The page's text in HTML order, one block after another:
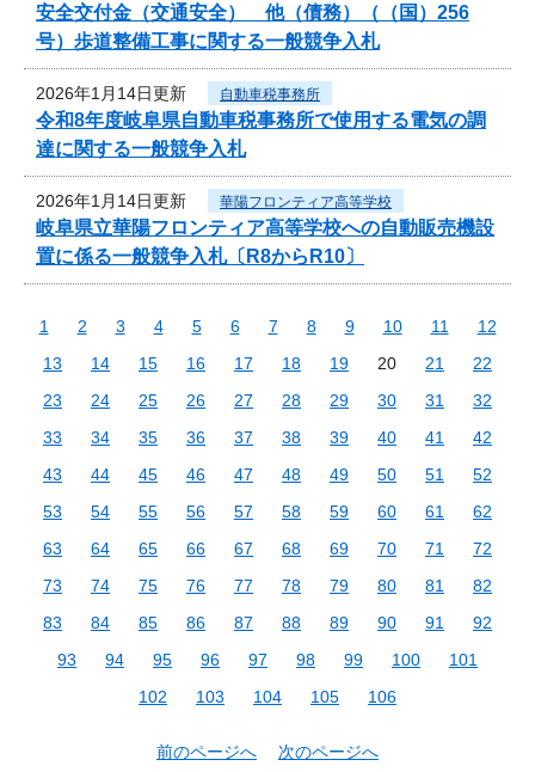
安全交付金（交通安全） 他（債務）（（国）256
号）歩道整備工事に関する一般競争入札
2026年1月14日更新 自動車税事務所
令和8年度岐阜県自動車税事務所で使用する電気の調
達に関する一般競争入札
2026年1月14日更新 華陽フロンティア高等学校
岐阜県立華陽フロンティア高等学校への自動販売機設
置に係る一般競争入札〔R8からR10〕
1 2 3 4 5 6 7 8 9 10 11
12
13
14 15 16 17 18 19 20 21
22
23
24 25 26 27 28 29 30 31
32
33
34 35 36 37 38 39 40 41
42
43
44 45 46 47 48 49 50 51
52
53
54 55 56 57 58 59 60 61
62
63
64 65 66 67 68 69 70 71
72
73
74 75 76 77 78 79 80 81
82
83
84 85 86 87 88 89 90 91
92
93
94 95 96 97 98 99 100
101
102
103 104 105 106
前のページへ 次のページへ